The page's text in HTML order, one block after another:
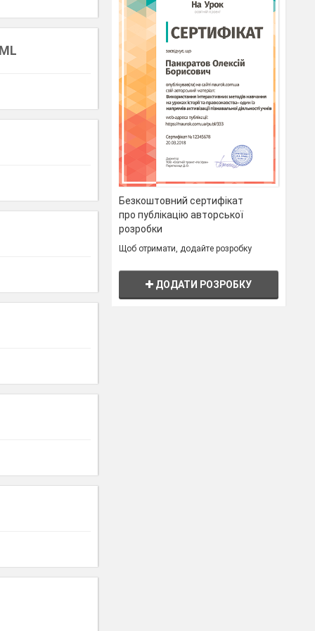
Безкоштовний сертифікат
про публікацію авторської
розробки
Щоб отримати, додайте розробку
ДОДАТИ РОЗРОБКУ